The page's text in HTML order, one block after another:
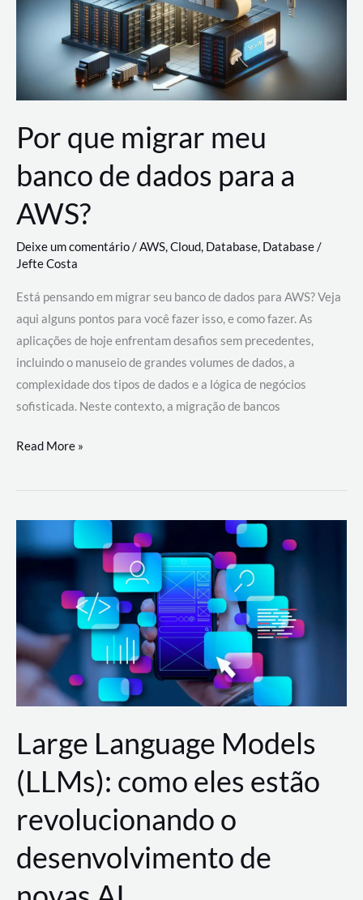
Por que migrar meu
banco de dados para a
AWS?
Deixe um comentário/AWS,Cloud, Database, Database/
Jefte Costa
Está pensando em migrar seu banco de dados para AWS? Veja
aqui alguns pontos para você fazer isso, e como fazer. As
aplicações de hoje enfrentam desafios sem precedentes,
incluindo o manuseio de grandes volumes de dados, a
complexidade dos tipos de dados e a lógica de negócios
sofisticada. Neste contexto, a migração de bancos
Por
migrar
de
a
AWS?
Read More »
Large Language Models
(LLMs): como eles estão
revolucionando o
desenvolvimento de